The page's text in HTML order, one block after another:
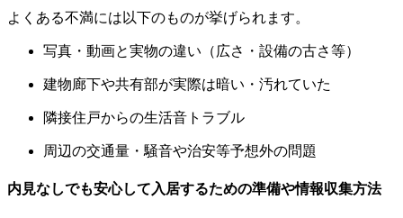
よくある不満には以下のものが挙げられます。
写真・動画と実物の違い（広さ・設備の古さ等）
建物廊下や共有部が実際は暗い・汚れていた
隣接住戸からの生活音トラブル
周辺の交通量・騒音や治安等予想外の問題
内見なしでも安心して入居するための準備や情報収集方法